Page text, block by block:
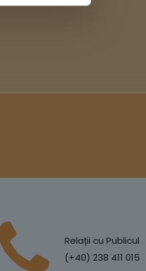
Relații cu Publicul
(+40) 238 411 015